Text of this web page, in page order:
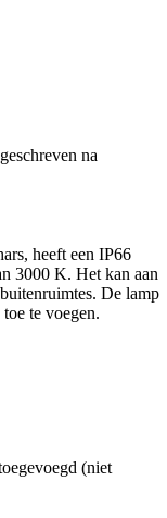
na
heeft een IP66
3000 K. Het kan aan
De lamp
te voegen.
(niet